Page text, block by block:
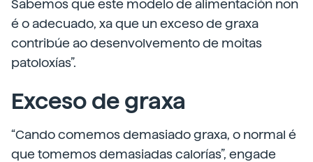
Sabemos que este modelo de alimentación non
é o adecuado, xa que un exceso de graxa
contribúe ao desenvolvemento de moitas
patoloxías”.
Exceso de graxa
“Cando comemos demasiado graxa, o normal é
que tomemos demasiadas calorías”, engade